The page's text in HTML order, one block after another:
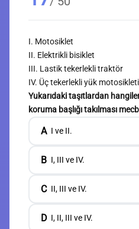
I. Motosiklet
II. Elektrikli bisiklet
III. Lastik tekerlekli traktör
IV. Üç tekerlekli yük motosikleti
Yukarıdaki taşıtlardan
koruma başlığı takılması
A I ve II.
B I, III ve IV.
C II, III ve IV.
D I, II, III ve IV.